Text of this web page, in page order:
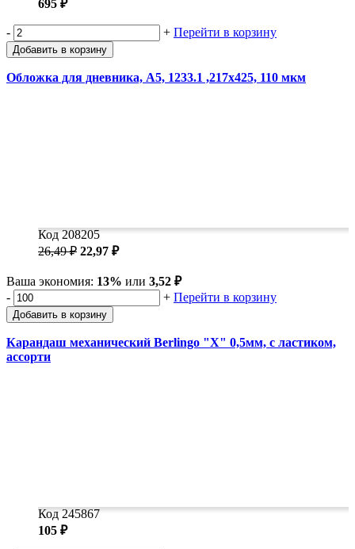
695 ₽
- + Перейти в корзину
Добавить в корзину
Обложка для дневника, А5, 1233.1 ,217x425, 110 мкм
Код 208205
26,49 ₽ 22,97 ₽
Ваша экономия: 13% или 3,52 ₽
-
+ Перейти в корзину
Добавить в корзину
Карандаш механический Berlingo "X" 0,5мм, с ластиком,
ассорти
Код 245867
105 ₽